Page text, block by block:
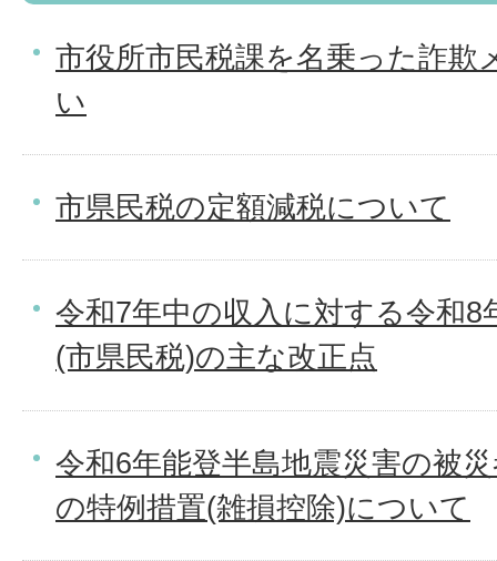
市役所市民税課を名乗った詐欺
い
市県民税の定額減税について
令和7年中の収入に対する令和8
(市県民税)の主な改正点
令和6年能登半島地震災害の被
の特例措置(雑損控除)について